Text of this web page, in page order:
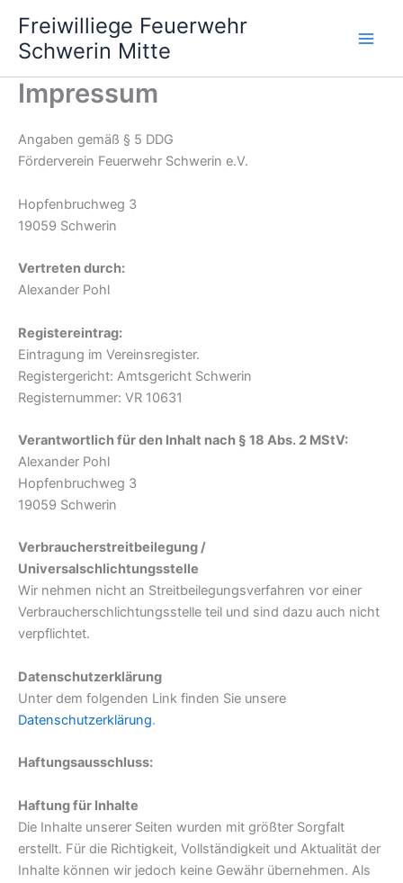
Inhalt
springen
Freiwilliege Feuerwehr
Schwerin Mitte
Impressum
Angaben gemäß § 5 DDG
Förderverein Feuerwehr Schwerin e.V.
Hopfenbruchweg 3
19059 Schwerin
Vertreten durch:
Alexander Pohl
Registereintrag:
Eintragung im Vereinsregister.
Registergericht: Amtsgericht Schwerin
Registernummer: VR 10631
Verantwortlich für den Inhalt nach § 18 Abs. 2 MStV:
Alexander Pohl
Hopfenbruchweg 3
19059 Schwerin
Verbraucherstreitbeilegung /
Universalschlichtungsstelle
Wir nehmen nicht an Streitbeilegungsverfahren vor einer
Verbraucherschlichtungsstelle teil und sind dazu auch nicht
verpflichtet.
Datenschutzerklärung
Unter dem folgenden Link finden Sie unsere
Datenschutzerklärung.
Haftungsausschluss:
Haftung für Inhalte
Die Inhalte unserer Seiten wurden mit größter Sorgfalt
erstellt. Für die Richtigkeit, Vollständigkeit und Aktualität der
Inhalte können wir jedoch keine Gewähr übernehmen. Als